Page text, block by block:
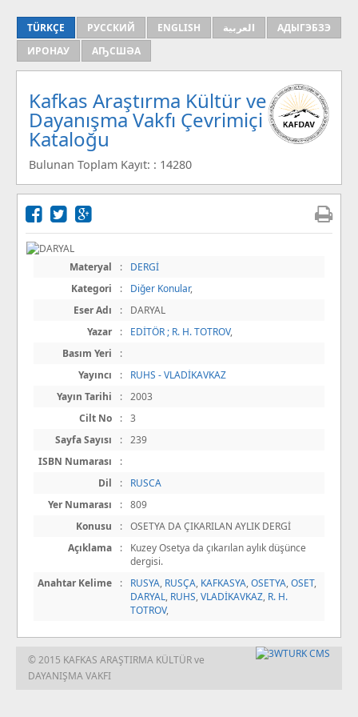
TÜRKÇE РУССКИЙ ENGLISH العربية
АДЫГЭБЗЭ
ИРОНАУ
АҦСШӘА
Kafkas Araştırma Kültür ve
Dayanışma Vakfı Çevrimiçi
Kataloğu
Bulunan Toplam Kayıt: : 14280
Materyal :
DERGİ
Kategori
: Diğer Konular,
Eser Adı
:
DARYAL
Yazar
: EDİTÖR ; R. H. TOTROV,
Basım Yeri
:
Yayıncı
:
RUHS - VLADİKAVKAZ
Yayın Tarihi
: 2003
Cilt No
: 3
Sayfa Sayısı
: 239
ISBN Numarası
:
Dil
:
RUSCA
Yer Numarası
: 809
Konusu
: OSETYA DA ÇIKARILAN AYLIK DERGİ
Açıklama
:
Kuzey Osetya da çıkarılan aylık düşünce
dergisi.
Anahtar Kelime
: RUSYA, RUSÇA, KAFKASYA,OSETYA,OSET,
DARYAL, RUHS,VLADİKAVKAZ, R. H.
TOTROV,
© 2015 KAFKAS ARAŞTIRMA KÜLTÜR ve
DAYANIŞMA VAKFI